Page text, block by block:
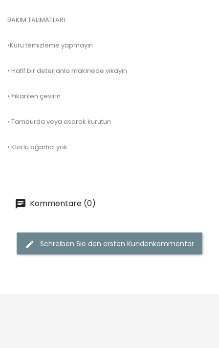
BAKIM TALİMATLARI
•Kuru temizleme yapmayın
• Hafif bir deterjanla makinede yıkayın
• Yıkarken çevirin
• Tamburda veya asarak kurutun
• Klorlu ağartıcı yok
Kommentare (0)
Schreiben Sie den ersten Kundenkommentar